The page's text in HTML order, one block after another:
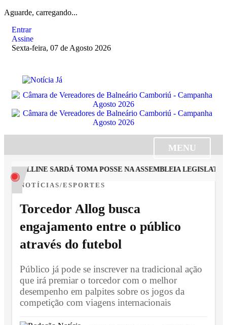
Aguarde, carregando...
Entrar
Assine
Sexta-feira, 07 de Agosto 2026
MENU
SARDÁ TOMA POSSE NA ASSEMBLEIA
NOTÍCIAS/ESPORTES
Torcedor Allog busca
engajamento entre o público
através do futebol
Público já pode se inscrever na tradicional ação
que irá premiar o torcedor com o melhor
desempenho em palpites sobre os jogos da
competição com viagens internacionais